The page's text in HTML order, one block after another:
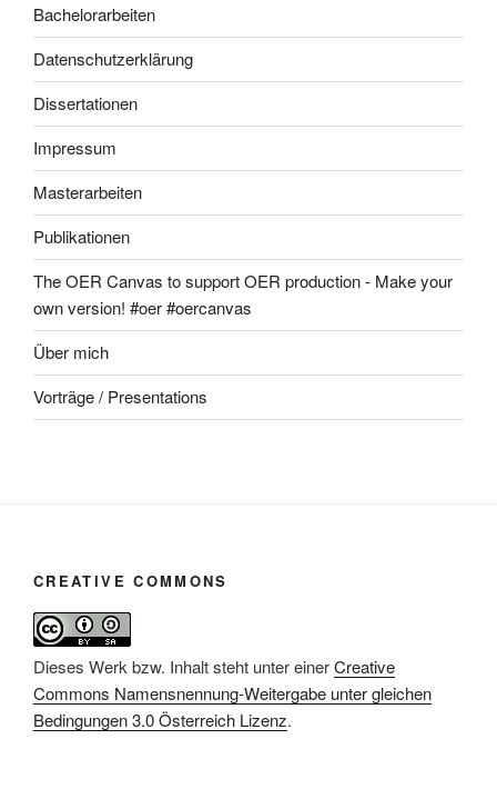
Bachelorarbeiten
Datenschutzerklärung
Dissertationen
Impressum
Masterarbeiten
Publikationen
The OER Canvas to support OER production - Make your
own version! #oer #oercanvas
Über mich
Vorträge / Presentations
CREATIVE COMMONS
Dieses Werk bzw. Inhalt steht unter einerCreative
Commons Namensnennung-Weitergabe unter gleichen
Bedingungen 3.0 Österreich Lizenz.